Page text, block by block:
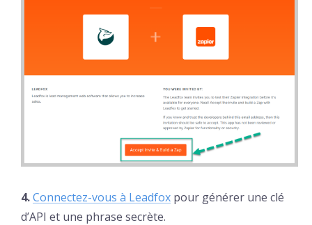
4.Connectez-vous à Leadfox pour générer une clé
d’API et une phrase secrète.